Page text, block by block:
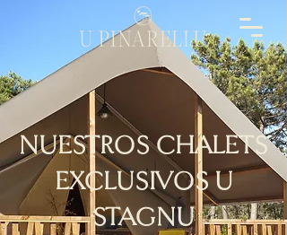
NUESTROS CHALETS
EXCLUSIVOS U
STAGNU